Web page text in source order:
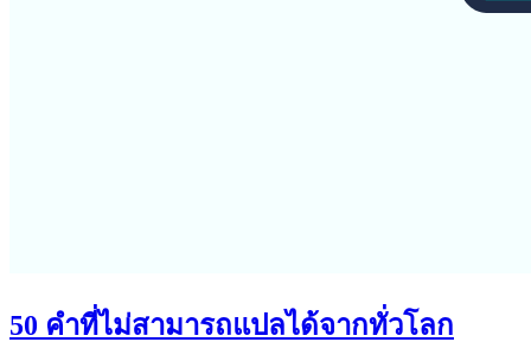
50 คำที่ไม่สามารถแปลได้จากทั่วโลก